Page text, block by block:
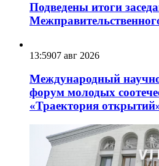
Подведены итоги
13:5907 авг 2026
Международный
форум молодых
«Траектория